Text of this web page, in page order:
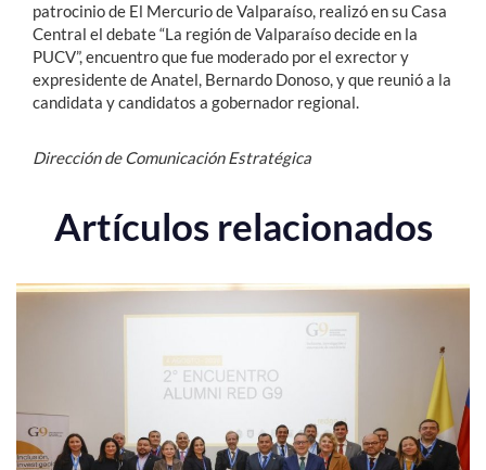
patrocinio de El Mercurio de Valparaíso, realizó en su Casa
Central el debate “La región de Valparaíso decide en la
PUCV”, encuentro que fue moderado por el exrector y
expresidente de Anatel, Bernardo Donoso, y que reunió a la
candidata y candidatos a gobernador regional.
Dirección de Comunicación Estratégica
Artículos relacionados